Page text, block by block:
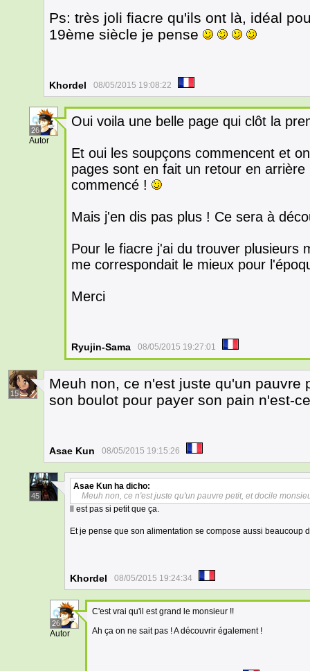
Ps: très joli fiacre qu'ils ont là, idéal
19ème siècle je pense
Khordel 08/05/2015 19:08:22
26
Autor
Oui voila une belle page qui clôt la
Et oui les soupçons commencent et
pages sont en fait un retour en
commencé !
Mais j'en dis pas plus ! Ce sera à
Pour le fiacre j'ai du trouver plusieurs
me correspondait le mieux pour
Merci
Ryujin-Sama 08/05/2015 19:27:01
15
Meuh non, ce n'est juste qu'un pauvre
son boulot pour payer son pain n'est-
Asae Kun 08/05/2015 19:15:26
45
Asae Kun ha dicho:
Meuh non, ce n'est juste qu'un pauvre petit, et docile
Il est pas si petit que ça.
Et je pense que son alimentation se compose aussi beaucoup
Khordel 08/05/2015 19:24:34
26
Autor
C'est vrai qu'il est grand le monsieur !!
Ah ça on ne sait pas ! A découvrir également !